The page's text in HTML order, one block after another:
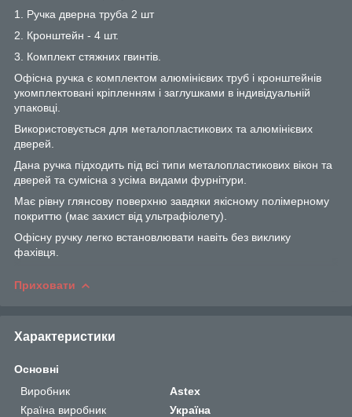
1. Ручка дверна труба 2 шт
2. Кронштейн - 4 шт.
3. Комплект стяжних гвинтів.
Офісна ручка є комплектом алюмінієвих труб і кронштейнів
укомплектовані кріпленням і заглушками в індивідуальній
упаковці.
Використовується для металопластикових та алюмінієвих
дверей.
Дана ручка підходить під всі типи металопластикових вікон та
дверей та сумісна з усіма видами фурнітури.
Має рівну глянсову поверхню завдяки якісному полімерному
покриттю (має захист від ультрафіолету).
Офісну ручку легко встановлювати навіть без виклику
фахівця.
Приховати
Характеристики
Основні
Виробник
Astex
Країна виробник
Україна